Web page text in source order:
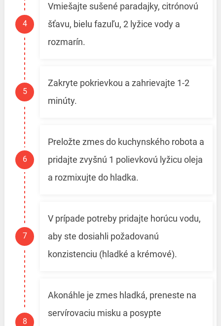
Vmiešajte sušené paradajky, citrónovú
šťavu, bielu fazuľu, 2 lyžice vody a
rozmarín.
Zakryte pokrievkou a zahrievajte 1-2
minúty.
Preložte zmes do kuchynského robota a
pridajte zvyšnú 1 polievkovú lyžicu oleja
a rozmixujte do hladka.
V prípade potreby pridajte horúcu vodu,
aby ste dosiahli požadovanú
konzistenciu (hladké a krémové).
Akonáhle je zmes hladká, preneste na
servírovaciu misku a posypte